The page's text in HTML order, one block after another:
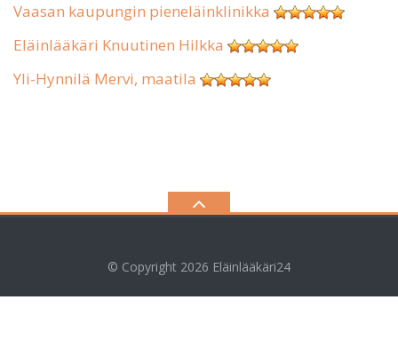
Vaasan kaupungin pieneläinklinikka
Eläinlääkäri Knuutinen Hilkka
Yli-Hynnilä Mervi, maatila
© Copyright 2026 Eläinlääkäri24